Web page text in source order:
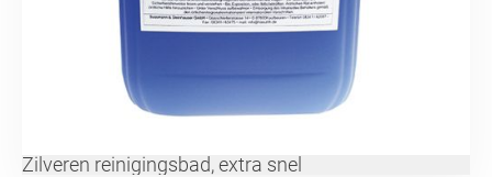
Zilveren reinigingsbad, extra snel